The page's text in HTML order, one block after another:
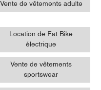
Vente de vêtements adulte
Location de Fat Bike
électrique
Vente de vêtements
sportswear